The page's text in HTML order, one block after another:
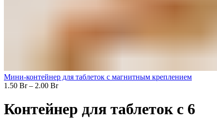
Мини-контейнер для таблеток с магнитным креплением
1.50 Br– 2.00 Br
Контейнер для таблеток с 6